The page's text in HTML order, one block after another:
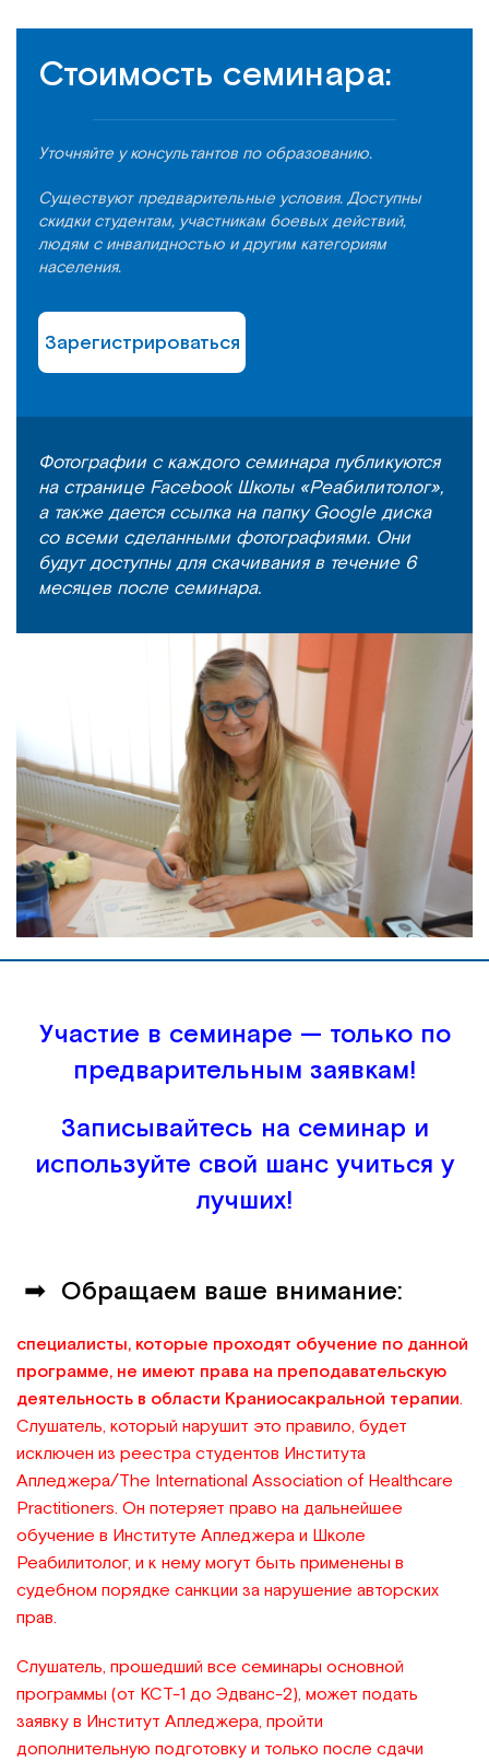
Стоимость семинара:
Уточняйте у консультантов по образованию.
Существуют предварительные условия. Доступны
скидки студентам, участникам боевых действий,
людям с инвалидностью и другим категориям
населения.
Зарегистрироваться
Фотографии с каждого семинара публикуются
на странице Facebook Школы «Реабилитолог»,
а также дается ссылка на папку Google диска
со всеми сделанными фотографиями. Они
будут доступны для скачивания в течение 6
месяцев после семинара.
Участие в семинаре — только по
предварительным заявкам!
Записывайтесь на семинар и
используйте свой шанс учиться у
лучших!
➡ Обращаем ваше внимание:
специалисты, которые проходят обучение по данной
программе, не имеют права на преподавательскую
деятельность в области Краниосакральной терапии.
Слушатель, который нарушит это правило, будет
исключен из реестра студентов Института
Апледжера/The International Assoсiation of Healthcare
Practitioners. Он потеряет право на дальнейшее
обучение в Институте Апледжера и Школе
Реабилитолог, и к нему могут быть применены в
судебном порядке санкции за нарушение авторских
прав.
Слушатель, прошедший все семинары основной
программы (от КСТ-1 до Эдванс-2), может подать
заявку в Институт Апледжера, пройти
дополнительную подготовку и только после сдачи